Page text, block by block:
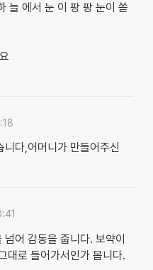
늘 에서 눈 이 팡 팡 눈이 쏟
다,어머니가 만들어주신
어 감동을 줍니다. 보약이
대로 들어가서인가 봅니다.